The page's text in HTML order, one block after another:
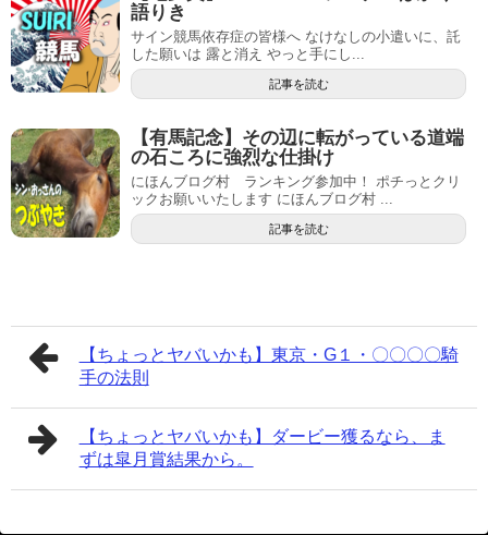
語りき
サイン競馬依存症の皆様へ なけなしの小遣いに、託
した願いは 露と消え やっと手にし...
記事を読む
【有馬記念】その辺に転がっている道端
の石ころに強烈な仕掛け
にほんブログ村 ランキング参加中！ ポチっとクリ
ックお願いいたします にほんブログ村 ...
記事を読む
【ちょっとヤバいかも】東京・G１・〇〇〇〇騎
手の法則
【ちょっとヤバいかも】ダービー獲るなら、ま
ずは皐月賞結果から。